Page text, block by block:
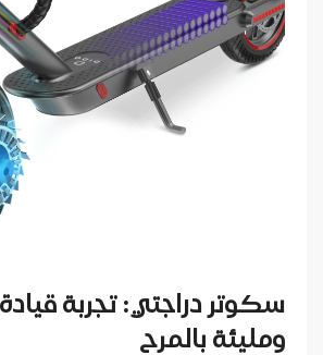
سكوتر دراجتي: تجربة
ومليئة بالمرح